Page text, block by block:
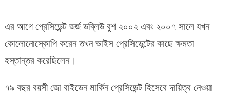
এর আগে প্রেসিডেন্ট জর্জ ডব্লিউ বুশ ২০০২ এবং ২০০৭ সালে যখন
কোলোনোস্কোপি করেন তখন ভাইস প্রেসিডেন্টের কাছে ক্ষমতা
হস্তান্তর করেছিলেন।
৭৯ বছর বয়সী জো বাইডেন মার্কিন প্রেসিডেন্ট হিসেবে দায়িত্ব নেওয়া